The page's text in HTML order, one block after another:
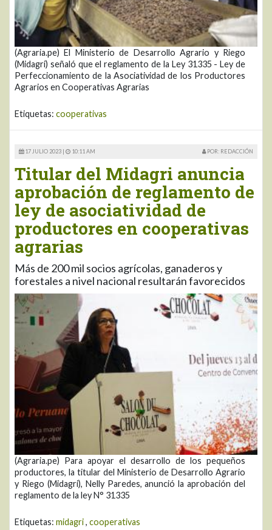
(Agraria.pe) El Ministerio de Desarrollo Agrario y Riego
(Midagri) señaló que el reglamento de la Ley 31335 - Ley de
Perfeccionamiento de la Asociatividad de los Productores
Agrarios en Cooperativas Agrarias
Etiquetas: cooperativas
17 JULIO 2023 | 10:11 AM POR: REDACCIÓN
Titular del Midagri anuncia
aprobación de reglamento de
ley de asociatividad de
productores en cooperativas
agrarias
Más de 200 mil socios agrícolas, ganaderos y
forestales a nivel nacional resultarán favorecidos
(Agraria.pe) Para apoyar el desarrollo de los pequeños
productores, la titular del Ministerio de Desarrollo Agrario
y Riego (Midagri), Nelly Paredes, anunció la aprobación del
reglamento de la ley N° 31335
Etiquetas: midagri, cooperativas